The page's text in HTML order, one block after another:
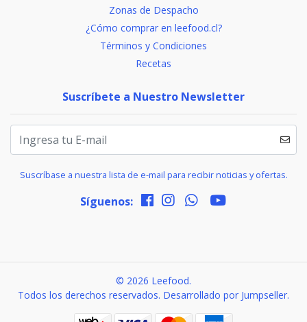
Zonas de Despacho
¿Cómo comprar en leefood.cl?
Términos y Condiciones
Recetas
Suscríbete a Nuestro Newsletter
Suscríbase a nuestra lista de e-mail para recibir noticias y ofertas.
Síguenos:
© 2026 Leefood.
Todos los derechos reservados. Desarrollado por Jumpseller.